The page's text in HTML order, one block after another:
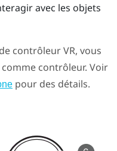
avec les objets
contrôleur VR, vous
contrôleur. Voir
pour des détails.